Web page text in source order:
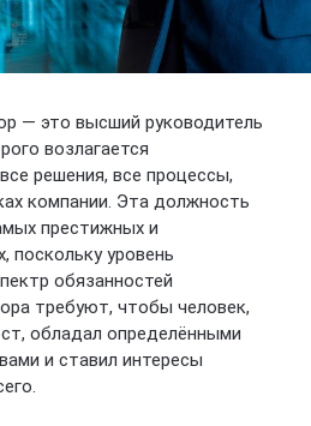
— это высший руководитель
возлагается
решения, все процессы,
компании. Эта должность
престижных и
поскольку уровень
обязанностей
требуют, чтобы человек,
обладал определёнными
и ставил интересы